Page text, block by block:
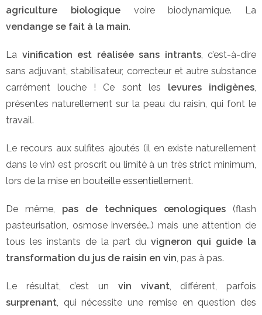
agriculture biologiquevoire biodynamique. La
vendange se fait à la main.
La vinification est réalisée sans intrants, c’est-à-dire
sans adjuvant, stabilisateur, correcteur et autre substance
carrément louche ! Ce sont les levures indigènes
présentes naturellement sur la peau du raisin, qui font le
travail.
Le recours aux sulfites ajoutés (il en existe naturellement
dans le vin) est proscrit ou limité à un très strict minimum,
lors de la mise en bouteille essentiellement.
De même, pas de techniques œnologiques (flash
pasteurisation, osmose inversée…) mais une attention de
tous les instants de la part duvigneron qui guide la
transformation du jus de raisin en vin , pas à pas.
Le résultat, c’est un vin vivant, différent, parfois
surprenant , qui nécessite une remise en question des